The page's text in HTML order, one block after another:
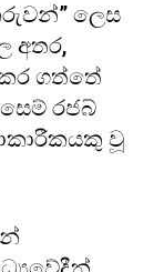
ලෙස
අතර,
ගත්තේ
රජබ්
වූ